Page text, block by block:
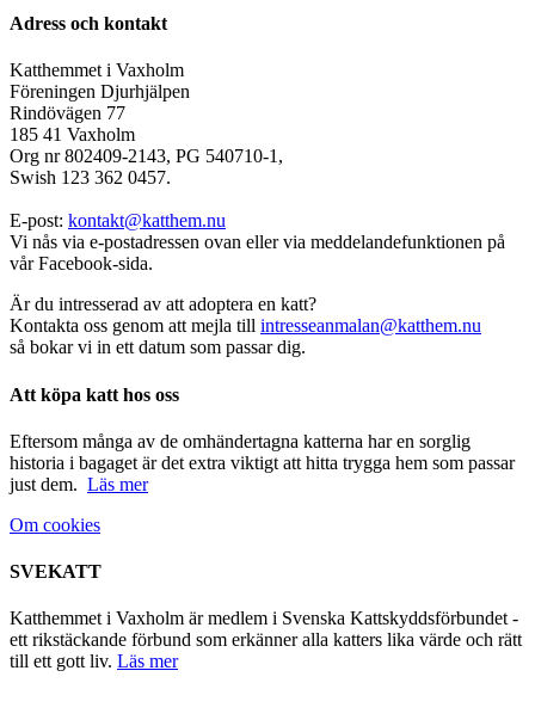
Adress och kontakt
Katthemmet i Vaxholm
Föreningen Djurhjälpen
Rindövägen 77
185 41 Vaxholm
Org nr 802409-2143, PG 540710-1,
Swish 123 362 0457.
E-post: kontakt@katthem.nu
Vi nås via e-postadressen ovan eller via meddelandefunktionen på
vår Facebook-sida.
Är du intresserad av att adoptera en katt?
Kontakta oss genom att mejla till intresseanmalan@katthem.nu
så bokar vi in ett datum som passar dig.
Att köpa katt hos oss
Eftersom många av de omhändertagna katterna har en sorglig
historia i bagaget är det extra viktigt att hitta trygga hem som passar
just dem. Läs mer
Om cookies
SVEKATT
Katthemmet i Vaxholm är medlem i Svenska Kattskyddsförbundet -
ett rikstäckande förbund som erkänner alla katters lika värde och rätt
till ett gott liv. Läs mer